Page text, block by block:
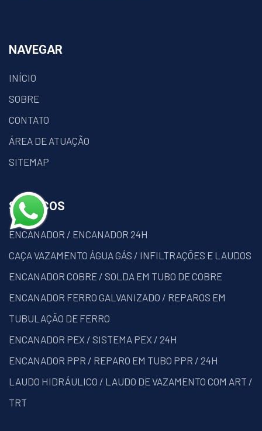
NAVEGAR
INÍCIO
SOBRE
CONTATO
ÁREA DE ATUAÇÃO
SITEMAP
SERVIÇOS
ENCANADOR / ENCANADOR 24H
CAÇA VAZAMENTO ÁGUA GÁS / INFILTRAÇÕES E LAUDOS
ENCANADOR COBRE / SOLDA EM TUBO DE COBRE
ENCANADOR FERRO GALVANIZADO / REPAROS EM
TUBULAÇÃO DE FERRO
ENCANADOR PEX / SISTEMA PEX / 24H
ENCANADOR PPR / REPARO EM TUBO PPR / 24H
LAUDO HIDRÁULICO / LAUDO DE VAZAMENTO COM ART /
TRT